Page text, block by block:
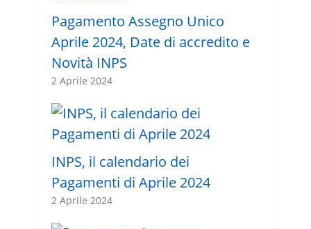
Pagamento Assegno Unico
Aprile 2024, Date di accredito e
Novità INPS
2 Aprile 2024
INPS, il calendario dei
Pagamenti di Aprile 2024
2 Aprile 2024